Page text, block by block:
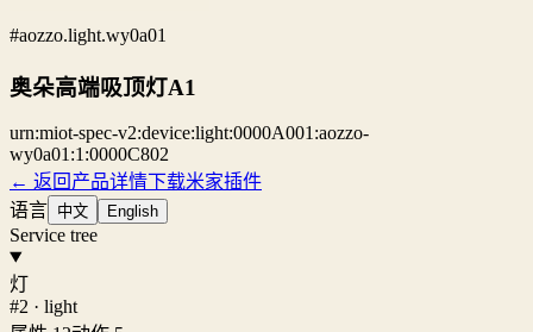
#aozzo.light.wy0a01
奥朵高端吸顶灯A1
urn:miot-spec-v2:device:light:0000A001:aozzo-
wy0a01:1:0000C802
← 返回产品详情下载米家插件
语言 中文 English
Service tree
灯
#2 · light